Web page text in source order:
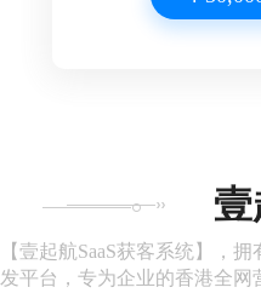
【壹起航SaaS获客系统】，
发平台，专为企业的香港全